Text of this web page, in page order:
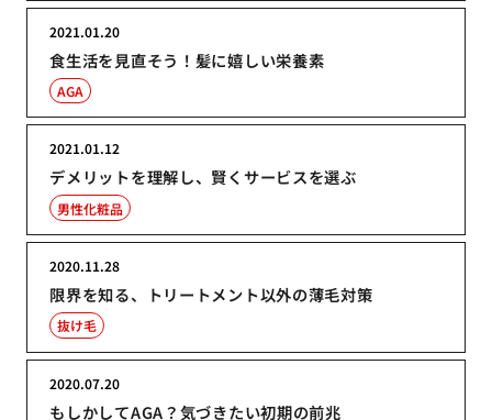
食生活を見直そう！髪に嬉しい栄養素
2021.01.20
AGA
デメリットを理解し、賢くサービスを選ぶ
2021.01.12
男性化粧品
限界を知る、トリートメント以外の薄毛対策
2020.11.28
抜け毛
もしかしてAGA？気づきたい初期の前兆
2020.07.20